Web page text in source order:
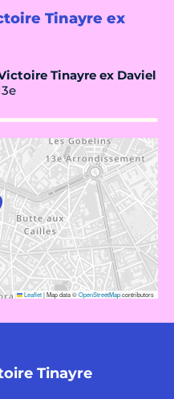
Tinayre ex
Tinayre ex Daviel
Leaflet|Map data ©OpenStreetMapcontributors
Tinayre